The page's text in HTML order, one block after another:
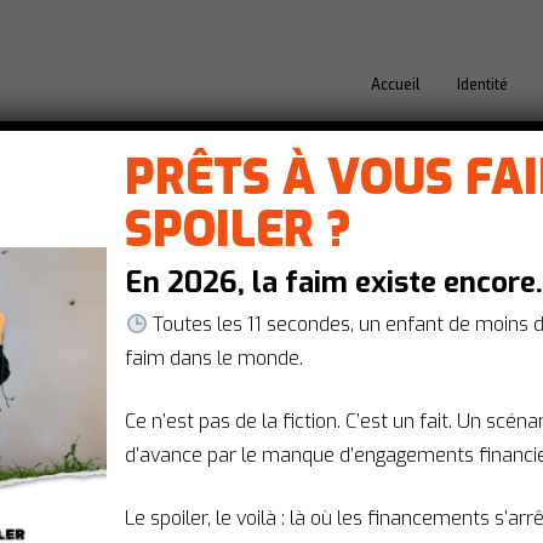
Accueil Identité
Réaction
Une dose de solidarité !, Vaccination
Vaccination mondiale : le
par la crise budgétaire
Gavi a atteint 75% de sa cible de
partenaires et grâce au renouvellement
historiques, malgré un…
actionsantemondiale
PRÊTS À VOUS
SPOILER ?
En 2026, la faim existe encore.
Toutes les 11 secondes, un enfant de moins
faim dans le monde.
Ce n’est pas de la fiction. C’est un fait. Un
d’avance par le manque d’engagements
Le spoiler, le voilà : là où les financements